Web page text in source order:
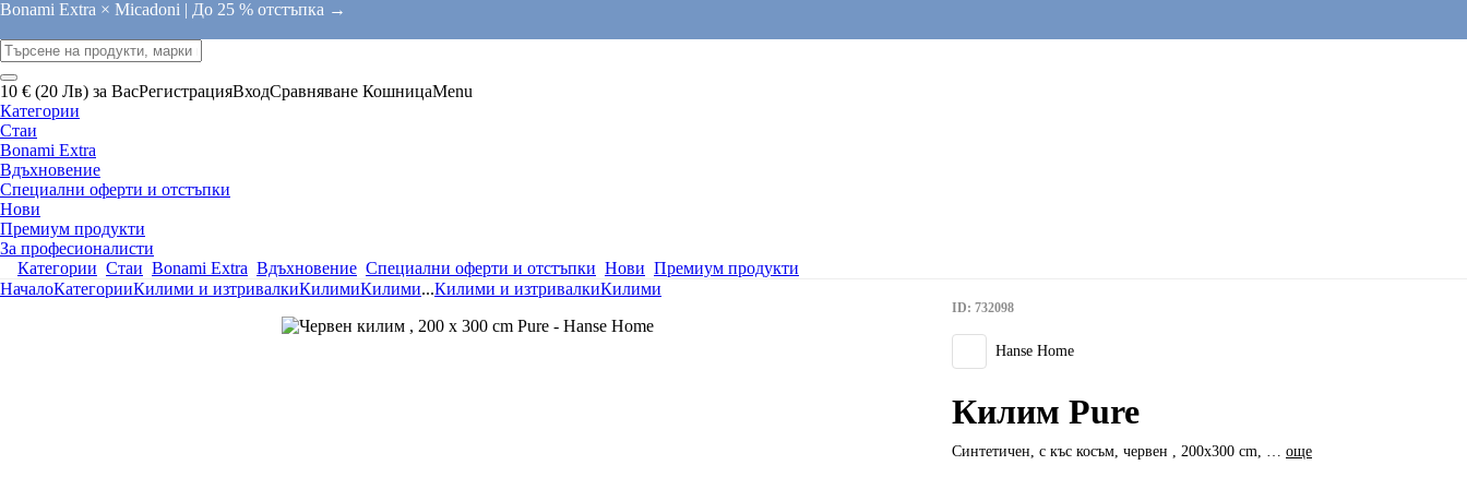
Bonami Extra × Micadoni | До 25 % отстъпка →
10 € (20 Лв) за ВасРегистрацияВходСравняване КошницаMenu
Категории
Стаи
Bonami Extra
Вдъхновение
Специални оферти и отстъпки
Нови
Премиум продукти
За професионалисти
Категории Стаи Bonami Extra Вдъхновение Специални оферти и отстъпки Нови Премиум продукти
НачалоКатегорииКилими и изтривалкиКилимиКилими...Килими и изтривалкиКилими
ID: 732098
Hanse Home
Килим Pure
Синтетичен, с къс косъм, червен , 200x300 cm, … още